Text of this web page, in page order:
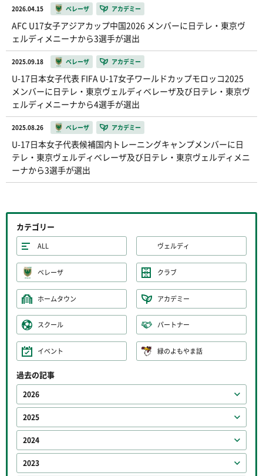
2026.04.15 ベレーザ アカデミー
AFC U17女子アジアカップ中国2026 メンバーに日テレ・東京ヴ
ェルディメニーナから3選手が選出
2025.09.18 ベレーザ アカデミー
U-17日本女子代表 FIFA U-17女子ワールドカップモロッコ2025
メンバーに日テレ・東京ヴェルディベレーザ及び日テレ・東京ヴ
ェルディメニーナから4選手が選出
2025.08.26 ベレーザ アカデミー
U-17日本女子代表候補国内トレーニングキャンプメンバーに日
テレ・東京ヴェルディベレーザ及び日テレ・東京ヴェルディメニ
ーナから3選手が選出
カテゴリー
ALL ヴェルディ
ベレーザ クラブ
ホームタウン アカデミー
スクール パートナー
イベント 緑のよもやま話
過去の記事
2026
2025
2024
2023